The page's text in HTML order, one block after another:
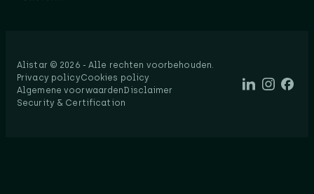
Alistar © 2026 - Alle rechten voorbehouden.​
Privacy policyCookies policy
Algemene voorwaardenDisclaimer
Security & Certification